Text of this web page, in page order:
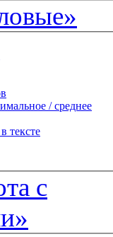
/ среднее
тексте
с